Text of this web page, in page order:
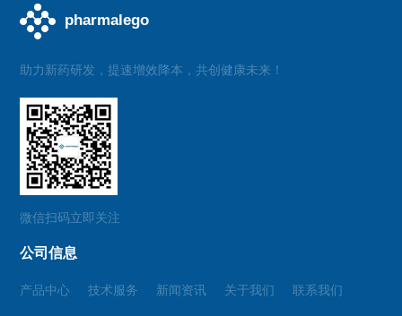
助力新药研发，提速增效降本，共创健康未来！
微信扫码立即关注
公司信息
产品中心 技术服务 新闻资讯 关于我们 联系我们